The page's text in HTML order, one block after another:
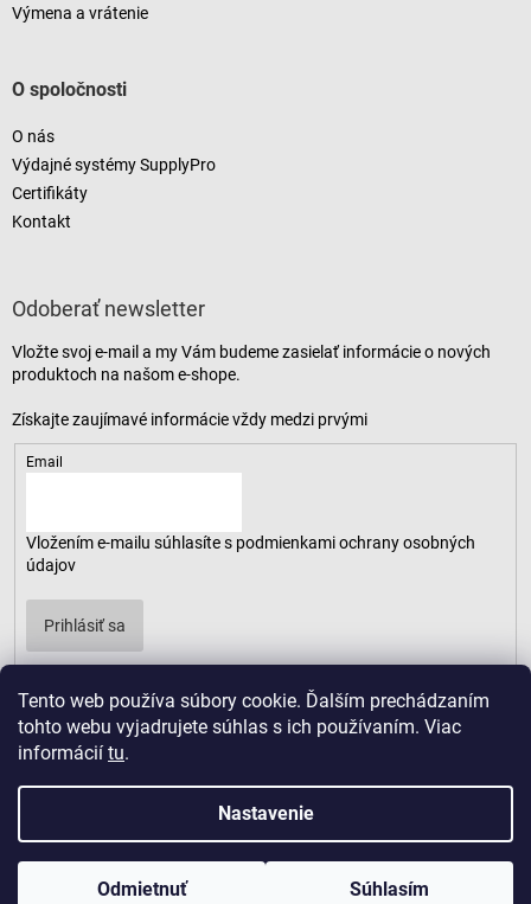
Tento web používa súbory cookie. Ďalším prechádzaním
tohto webu vyjadrujete súhlas s ich používaním. Viac
informácií tu.
Nastavenie
Odmietnuť Súhlasím
Výmena a vrátenie
O spoločnosti
O nás
Výdajné systémy SupplyPro
Certifikáty
Kontakt
Odoberať newsletter
Vložte svoj e-mail a my Vám budeme zasielať informácie o nových
produktoch na našom e-shope.
Email
Vložením e-mailu súhlasíte s podmienkami ochrany osobných
údajov
Prihlásiť sa
Copyright 2026 . Všetky práva vyhradené.